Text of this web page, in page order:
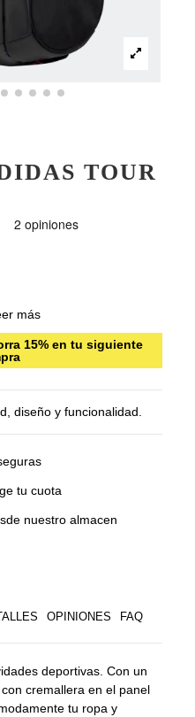
TOUR
más
15% en tu siguiente
diseño y funcionalidad.
tu cuota
nuestro almacen
OPINIONES FAQ
deportivas. Con un
cremallera en el panel
tu ropa y